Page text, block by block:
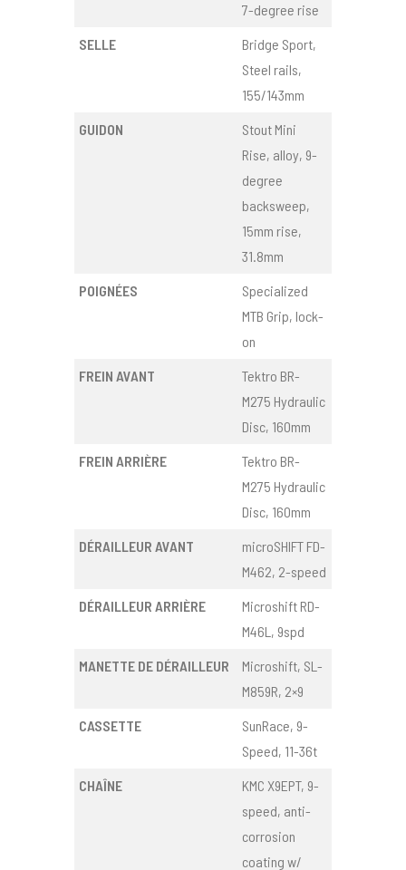
7-degree rise
SELLE
Bridge Sport,
Steel rails,
155/143mm
GUIDON
Stout Mini
Rise, alloy, 9-
degree
backsweep,
15mm rise,
31.8mm
POIGNÉES
Specialized
MTB Grip, lock-
on
FREIN AVANT
Tektro BR-
M275 Hydraulic
Disc, 160mm
FREIN ARRIÈRE
Tektro BR-
M275 Hydraulic
Disc, 160mm
DÉRAILLEUR AVANT
microSHIFT FD-
M462, 2-speed
DÉRAILLEUR ARRIÈRE
Microshift RD-
M46L, 9spd
MANETTE DE DÉRAILLEUR
Microshift, SL-
M859R, 2×9
CASSETTE
SunRace, 9-
Speed, 11-36t
CHAÎNE
KMC X9EPT, 9-
speed, anti-
corrosion
coating w/